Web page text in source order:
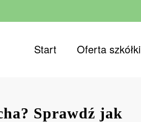
Start Oferta szkółki
Sprawdź jak